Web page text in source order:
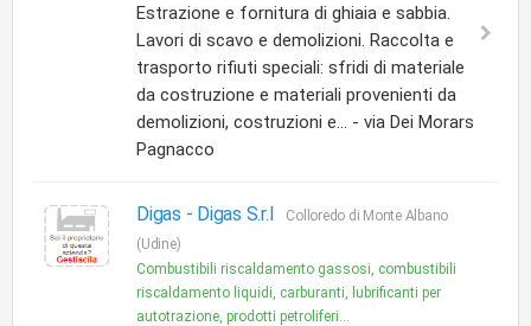
Estrazione e fornitura di ghiaia e sabbia.
Lavori di scavo e demolizioni. Raccolta e
trasporto rifiuti speciali: sfridi di materiale
da costruzione e materiali provenienti da
demolizioni, costruzioni e... - via Dei Morars
Pagnacco
Digas - Digas S.r.l
Colloredo di Monte Albano
(Udine)
Combustibili riscaldamento gassosi, combustibili
riscaldamento liquidi, carburanti, lubrificanti per
autotrazione, prodotti petroliferi...